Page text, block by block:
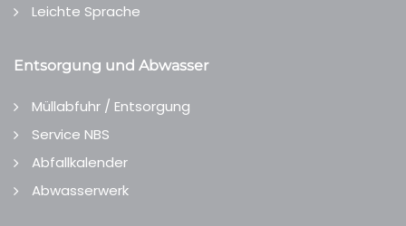
Leichte Sprache
Entsorgung und Abwasser
Müllabfuhr / Entsorgung
Service NBS
Abfallkalender
Abwasserwerk